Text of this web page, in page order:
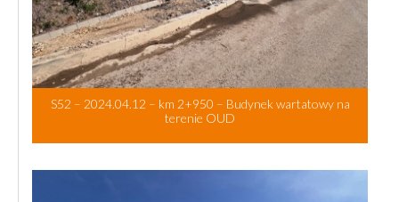
S52 – 2024.04.12 – km 2+950 – Budynek wartatowy na
terenie OUD